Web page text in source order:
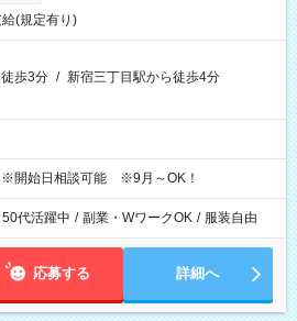
(規定有り)
歩3分 / 新宿三丁目駅から徒歩4分
開始日相談可能 ※9月～OK！
代活躍中 / 副業・WワークOK / 服装自由
応募する 詳細へ